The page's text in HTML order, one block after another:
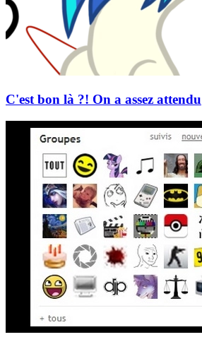
C'est bon là ?! On a assez attendu